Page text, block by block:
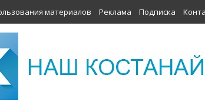
материалов Реклама Подписка